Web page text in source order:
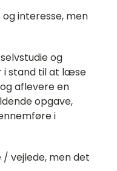
interesse, men
og
i stand til at læse
aflevere en
opgave,
i
vejlede, men det